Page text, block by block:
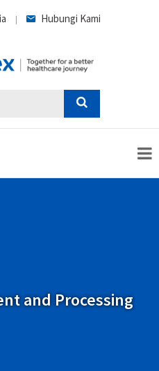
| Hubungi Kami
and Processing